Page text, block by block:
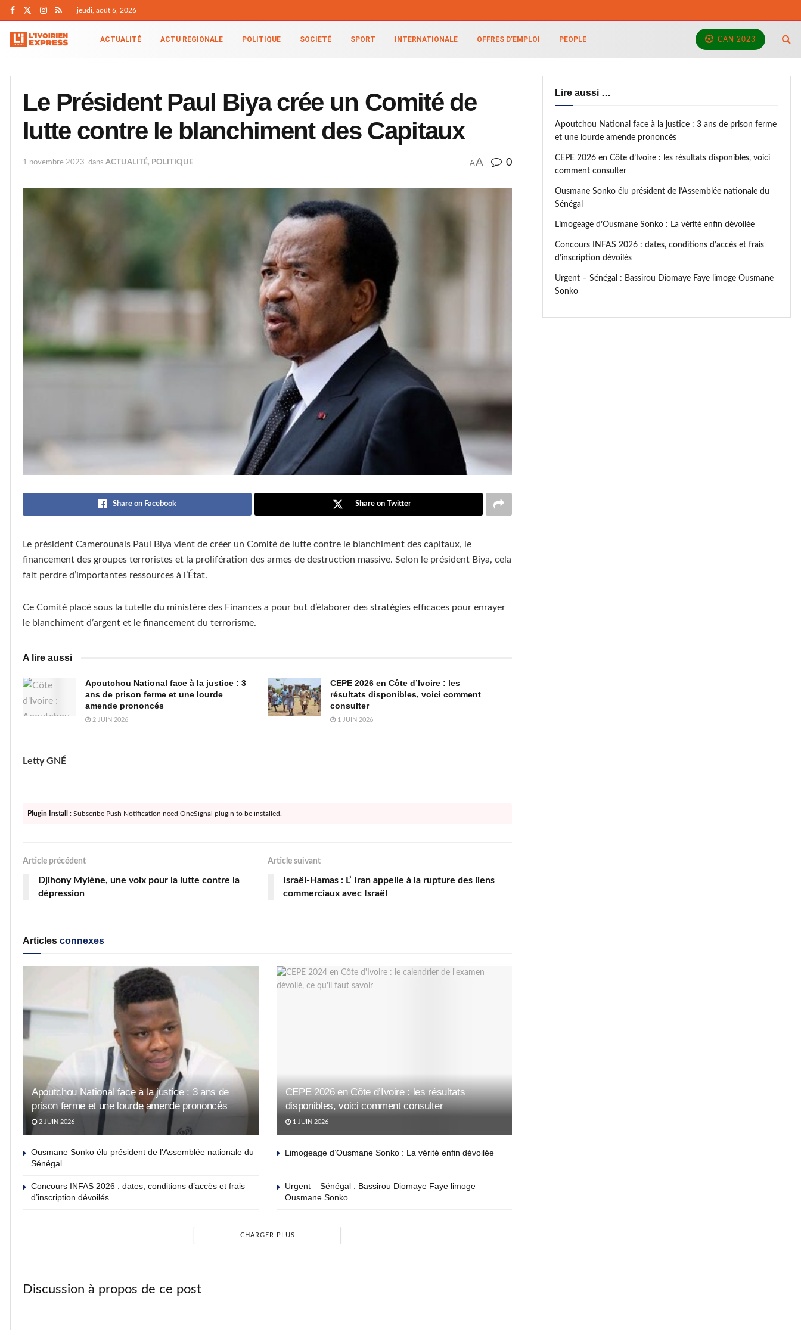
jeudi, août 6, 2026
ACTUALITÉ ACTU REGIONALE POLITIQUE SOCIETÉ SPORT INTERNATIONALE OFFRES D’EMPLOI PEOPLE CAN 2023
Le Président Paul Biya crée un Comité de
lutte contre le blanchiment des Capitaux
1 novembre 2023 dans ACTUALITÉ, POLITIQUE AA 0
Share on Facebook Share on Twitter
Le président Camerounais Paul Biya vient de créer un Comité de lutte contre le blanchiment des capitaux, le
financement des groupes terroristes et la prolifération des armes de destruction massive. Selon le président Biya, cela
fait perdre d’importantes ressources à l’État.
Ce Comité placé sous la tutelle du ministère des Finances a pour but d’élaborer des stratégies efficaces pour enrayer
le blanchiment d’argent et le financement du terrorisme.
A lire aussi
Apoutchou National face à la justice : 3
ans de prison ferme et une lourde
amende prononcés
2 JUIN 2026
CEPE 2026 en Côte d’Ivoire : les
résultats disponibles, voici comment
consulter
1 JUIN 2026
Letty GNÉ
Plugin Install : Subscribe Push Notification need OneSignal plugin to be installed.
Article précédent
Djihony Mylène, une voix pour la lutte contre la
dépression
Article suivant
Israël-Hamas : L’ Iran appelle à la rupture des liens
commerciaux avec Israël
Articles connexes
Apoutchou National face à la justice : 3 ans de
prison ferme et une lourde amende prononcés
2 JUIN 2026
CEPE 2026 en Côte d’Ivoire : les résultats
disponibles, voici comment consulter
1 JUIN 2026
Ousmane Sonko élu président de l’Assemblée nationale du
Sénégal
Limogeage d’Ousmane Sonko : La vérité enfin dévoilée
Concours INFAS 2026 : dates, conditions d’accès et frais
d’inscription dévoilés
Urgent – Sénégal : Bassirou Diomaye Faye limoge
Ousmane Sonko
CHARGER PLUS
Discussion à propos de ce post
Lire aussi …
Apoutchou National face à la justice : 3 ans de prison ferme
et une lourde amende prononcés
CEPE 2026 en Côte d’Ivoire : les résultats disponibles, voici
comment consulter
Ousmane Sonko élu président de l’Assemblée nationale du
Sénégal
Limogeage d’Ousmane Sonko : La vérité enfin dévoilée
Concours INFAS 2026 : dates, conditions d’accès et frais
d’inscription dévoilés
Urgent – Sénégal : Bassirou Diomaye Faye limoge Ousmane
Sonko